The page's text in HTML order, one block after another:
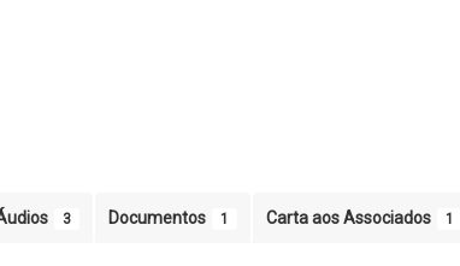
3 Documentos 1 Carta aos Associados 1